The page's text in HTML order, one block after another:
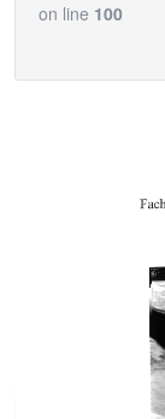
on line 100